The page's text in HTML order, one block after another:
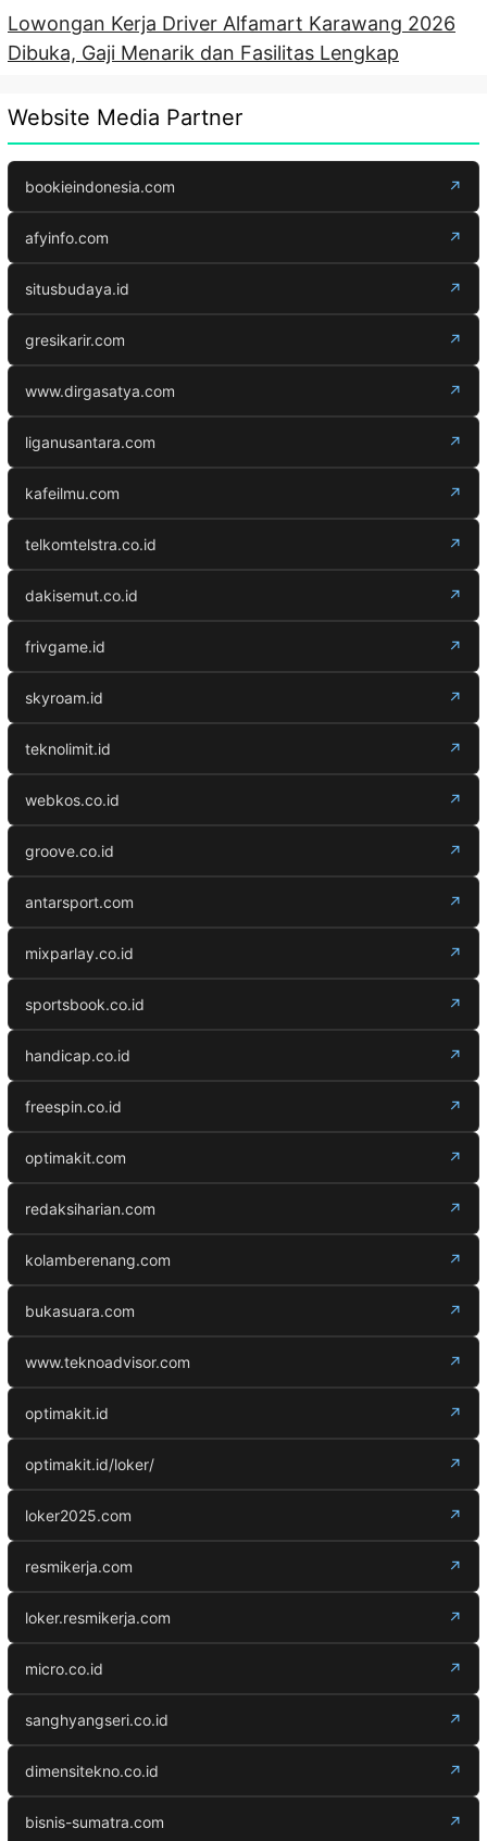
Lowongan Kerja Driver Alfamart Karawang 2026
Dibuka, Gaji Menarik dan Fasilitas Lengkap
Website Media Partner
bookieindonesia.com ↗
afyinfo.com ↗
situsbudaya.id ↗
gresikarir.com ↗
www.dirgasatya.com ↗
liganusantara.com ↗
kafeilmu.com ↗
telkomtelstra.co.id ↗
dakisemut.co.id ↗
frivgame.id ↗
skyroam.id ↗
teknolimit.id ↗
webkos.co.id ↗
groove.co.id ↗
antarsport.com ↗
mixparlay.co.id ↗
sportsbook.co.id ↗
handicap.co.id ↗
freespin.co.id ↗
optimakit.com ↗
redaksiharian.com ↗
kolamberenang.com ↗
bukasuara.com ↗
www.teknoadvisor.com ↗
optimakit.id ↗
optimakit.id/loker/ ↗
loker2025.com ↗
resmikerja.com ↗
loker.resmikerja.com ↗
micro.co.id ↗
sanghyangseri.co.id ↗
dimensitekno.co.id ↗
bisnis-sumatra.com ↗